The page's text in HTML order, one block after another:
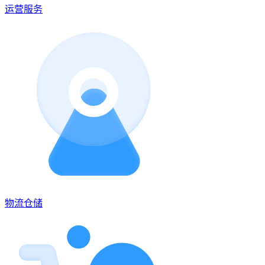
运营服务
物流仓储